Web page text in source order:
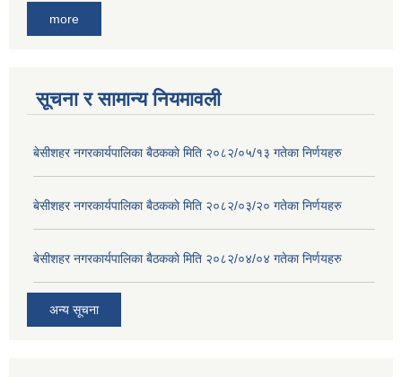
more
सूचना र सामान्य नियमावली
बे‍‍सीशहर नगरकार्यपालिका बैठककाे मिति २०८२/०५/१३ गतेका निर्णयहरु
बे‍‍सीशहर नगरकार्यपालिका बैठककाे मिति २०८२/०३/२० गतेका निर्णयहरु
बे‍‍सीशहर नगरकार्यपालिका बैठककाे मिति २०८२/०४/०४ गतेका निर्णयहरु
अन्य सूचना